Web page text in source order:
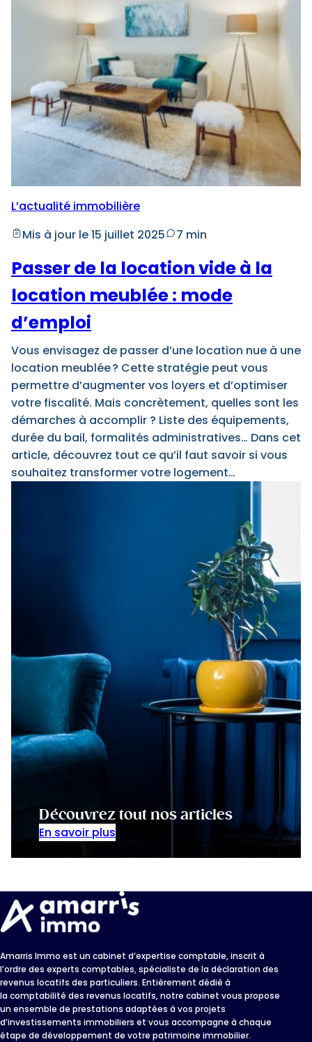
L’actualité immobilière
Mis à jour le 15 juillet 2025
7 min
Passer de la location vide à la
location meublée : mode
d’emploi
Vous envisagez de passer d’une location nue à une
location meublée ? Cette stratégie peut vous
permettre d’augmenter vos loyers et d’optimiser
votre fiscalité. Mais concrètement, quelles sont les
démarches à accomplir ? Liste des équipements,
durée du bail, formalités administratives… Dans cet
article, découvrez tout ce qu’il faut savoir si vous
souhaitez transformer votre logement…
Découvrez tout nos articles
En savoir plus
Amarris Immo est un cabinet d’expertise comptable, inscrit à
l’ordre des experts comptables, spécialiste de la déclaration des
revenus locatifs des particuliers. Entièrement dédié à
la comptabilité des revenus locatifs, notre cabinet vous propose
un ensemble de prestations adaptées à vos projets
d’investissements immobiliers et vous accompagne à chaque
étape de développement de votre patrimoine immobilier.